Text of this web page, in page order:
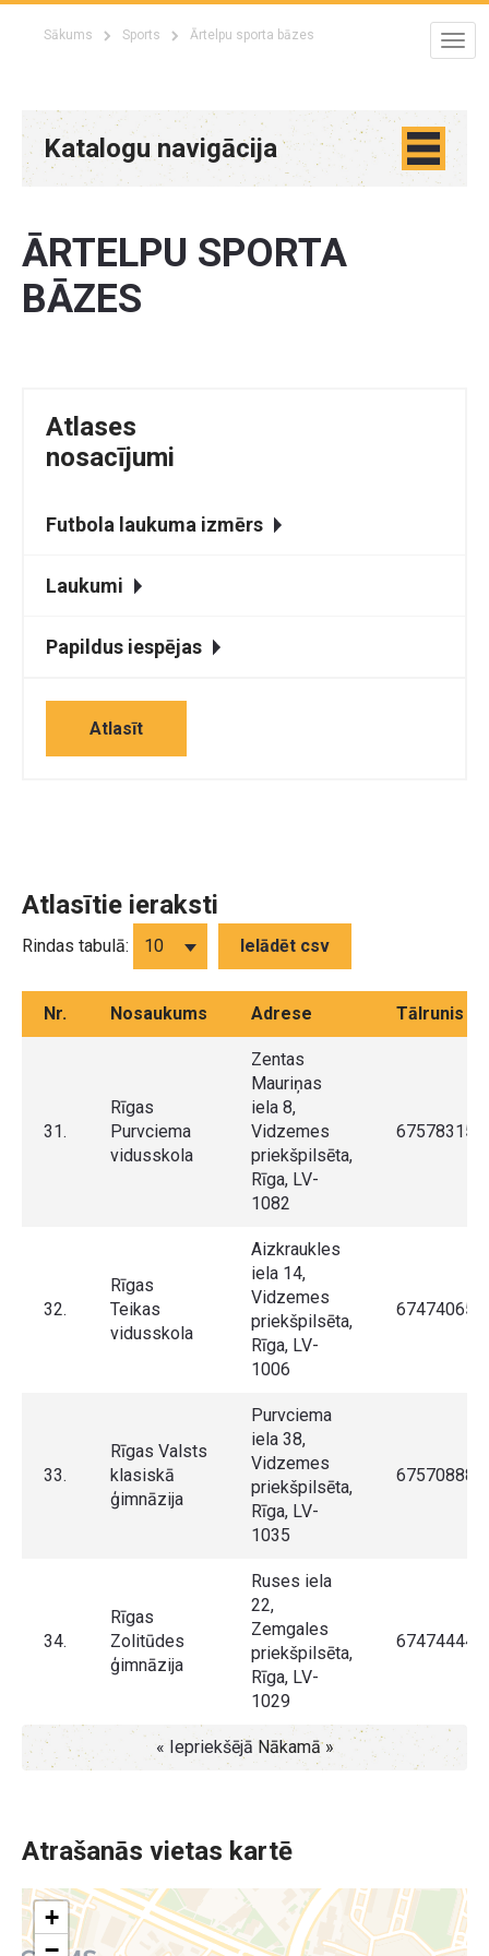
Sākums Sports Ārtelpu sporta bāzes
Katalogu navigācija
ĀRTELPU SPORTA
BĀZES
Atlases
nosacījumi
Futbola laukuma izmērs
Laukumi
Papildus iespējas
Atlasīt
Atlasītie ieraksti
Rindas tabulā: Ielādēt csv
Nr. Nosaukums Adrese Tālrunis
31.
Rīgas
Purvciema
vidusskola
Zentas
Mauriņas
iela 8,
Vidzemes
priekšpilsēta,
Rīga, LV-
1082
67578315
32.
Rīgas
Teikas
vidusskola
Aizkraukles
iela 14,
Vidzemes
priekšpilsēta,
Rīga, LV-
1006
67474065
33.
Rīgas Valsts
klasiskā
ģimnāzija
Purvciema
iela 38,
Vidzemes
priekšpilsēta,
Rīga, LV-
1035
67570888
34.
Rīgas
Zolitūdes
ģimnāzija
Ruses iela
22,
Zemgales
priekšpilsēta,
Rīga, LV-
1029
67474444
« Iepriekšējā Nākamā »
Atrašanās vietas kartē
+
−